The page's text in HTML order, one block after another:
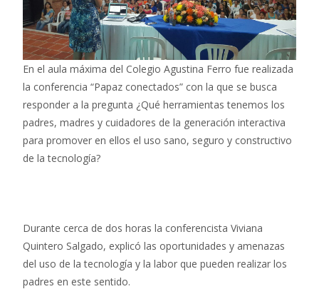
En el aula máxima del Colegio Agustina Ferro fue realizada
la conferencia “Papaz conectados” con la que se busca
responder a la pregunta ¿Qué herramientas tenemos los
padres, madres y cuidadores de la generación interactiva
para promover en ellos el uso sano, seguro y constructivo
de la tecnología?
Durante cerca de dos horas la conferencista Viviana
Quintero Salgado, explicó las oportunidades y amenazas
del uso de la tecnología y la labor que pueden realizar los
padres en este sentido.